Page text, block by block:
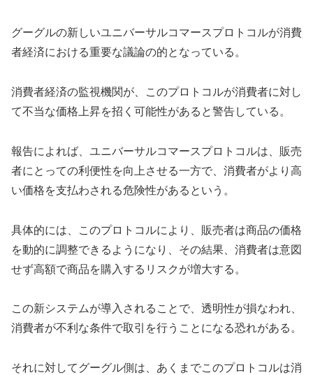
グーグルの新しいユニバーサルコマースプロトコルが消費
者経済における重要な議論の的となっている。
消費者経済の監視機関が、このプロトコルが消費者に対し
て不当な価格上昇を招く可能性があると警告している。
報告によれば、ユニバーサルコマースプロトコルは、販売
者にとっての利便性を向上させる一方で、消費者がより高
い価格を支払わされる危険性があるという。
具体的には、このプロトコルにより、販売者は商品の価格
を動的に調整できるようになり、その結果、消費者は意図
せず高額で商品を購入するリスクが増大する。
この新システムが導入されることで、透明性が損なわれ、
消費者が不利な条件で取引を行うことになる恐れがある。
それに対してグーグル側は、あくまでこのプロトコルは消